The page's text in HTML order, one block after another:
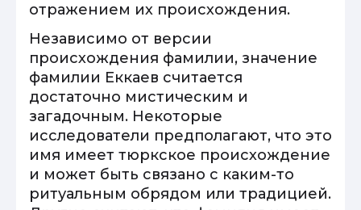
отражением их происхождения.
Независимо от версии
происхождения фамилии, значение
фамилии Еккаев считается
достаточно мистическим и
загадочным. Некоторые
исследователи предполагают, что это
имя имеет тюркское происхождение
и может быть связано с каким-то
ритуальным обрядом или традицией.